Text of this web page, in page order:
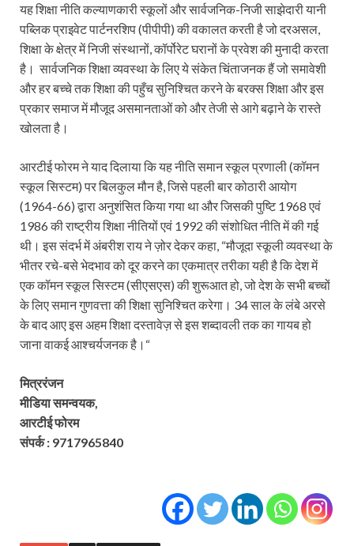
यह शिक्षा नीति कल्याणकारी स्कूलों और सार्वजनिक-निजी साझेदारी यानी
पब्लिक प्राइवेट पार्टनरशिप (पीपीपी) की वकालत करती है जो दरअसल,
शिक्षा के क्षेत्र में निजी संस्थानों, कॉर्पोरेट घरानों के प्रवेश की मुनादी करता
है। सार्वजनिक शिक्षा व्यवस्था के लिए ये संकेत चिंताजनक हैं जो समावेशी
और हर बच्चे तक शिक्षा की पहुँच सुनिश्चित करने के बरक्स शिक्षा और इस
प्रकार समाज में मौजूद असमानताओं को और तेजी से आगे बढ़ाने के रास्ते
खोलता है।
आरटीई फोरम ने याद दिलाया कि यह नीति समान स्कूल प्रणाली (कॉमन
स्कूल सिस्टम) पर बिलकुल मौन है, जिसे पहली बार कोठारी आयोग
(1964-66) द्वारा अनुशंसित किया गया था और जिसकी पुष्टि 1968 एवं
1986 की राष्ट्रीय शिक्षा नीतियों एवं 1992 की संशोधित नीति में की गई
थी। इस संदर्भ में अंबरीश राय ने ज़ोर देकर कहा, “मौजूदा स्कूली व्यवस्था के
भीतर रचे-बसे भेदभाव को दूर करने का एकमात्र तरीका यही है कि देश में
एक कॉमन स्कूल सिस्टम (सीएसएस) की शुरूआत हो, जो देश के सभी बच्चों
के लिए समान गुणवत्ता की शिक्षा सुनिश्चित करेगा। 34 साल के लंबे अरसे
के बाद आए इस अहम शिक्षा दस्तावेज़ से इस शब्दावली तक का गायब हो
जाना वाकई आश्चर्यजनक है।“
मित्ररंजन
मीडिया समन्वयक,
आरटीई फोरम
संपर्क : 9717965840